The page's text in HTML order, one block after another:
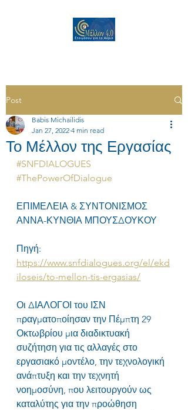
Post
Το Μέλλον της Εργασίας
Babis Michailidis
Jan 27, 2022 4 min read
#SNFDIALOGUES
#ThePowerOfDialogue
ΕΠΙΜΕΛΕΙΑ & ΣΥΝΤΟΝΙΣΜΟΣ
ΑΝΝΑ-ΚΥΝΘΙΑ ΜΠΟΥΣΔΟΥΚΟΥ
Πηγή:
https://www.snfdialogues.org/el/ekd
iloseis/to-mellon-tis-ergasias/
Οι ΔΙΑΛΟΓΟΙ του ΙΣΝ
πραγματοποίησαν την Πέμπτη 29
Οκτωβρίου μια διαδικτυακή
συζήτηση για τις αλλαγές στο
εργασιακό μοντέλο, την τεχνολογική
ανάπτυξη και την τεχνητή
νοημοσύνη, που λειτουργούν ως
καταλύτης για την προώθηση